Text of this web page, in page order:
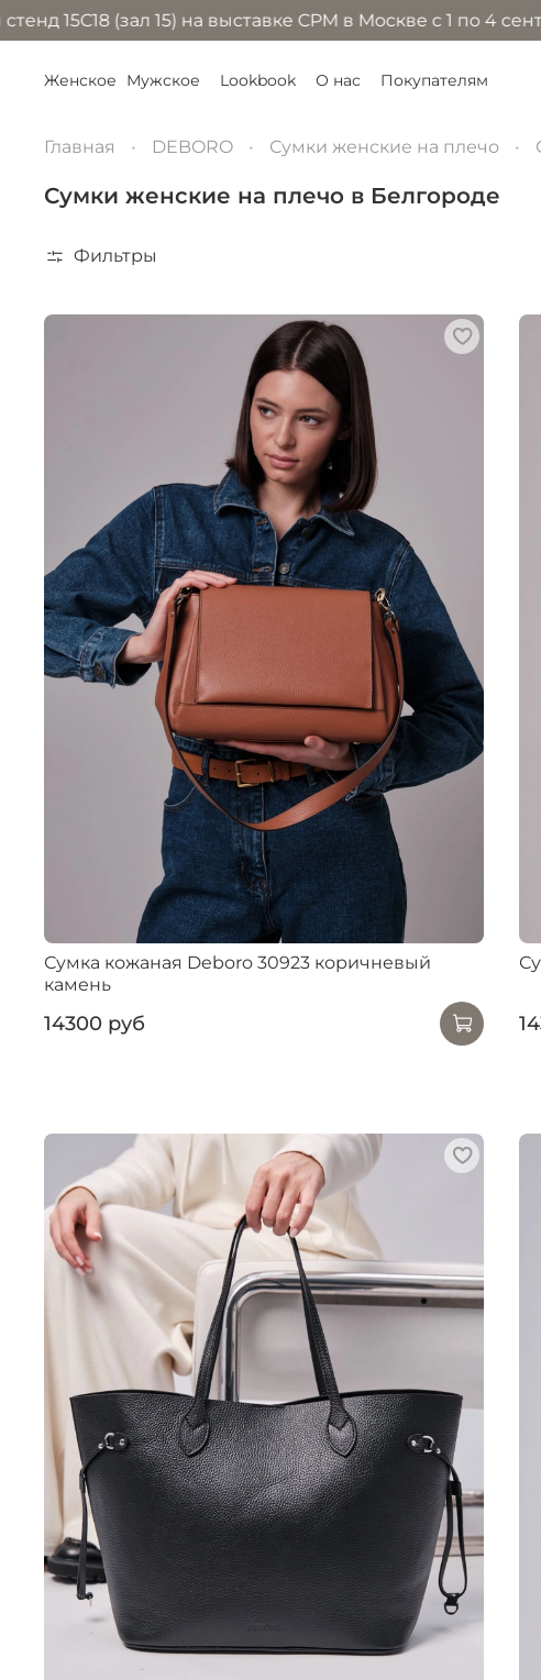
15) на выставке CPM в Москве с 1 по 4 сентября
Женское Мужское Lookbook О нас Покупателям
Главная DEBORO Сумки женские на плечо
Сумки женские на плечо в Белгороде
Фильтры
Сумка кожаная Deboro 30923 коричневый
камень
14300 руб